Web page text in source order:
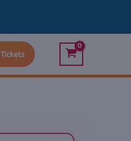
Tickets